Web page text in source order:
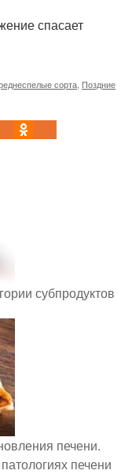
спасает
сорта Поздние
субпродуктов
печени.
печени